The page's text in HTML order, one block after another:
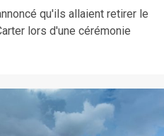
qu'ils allaient retirer le
lors d'une cérémonie